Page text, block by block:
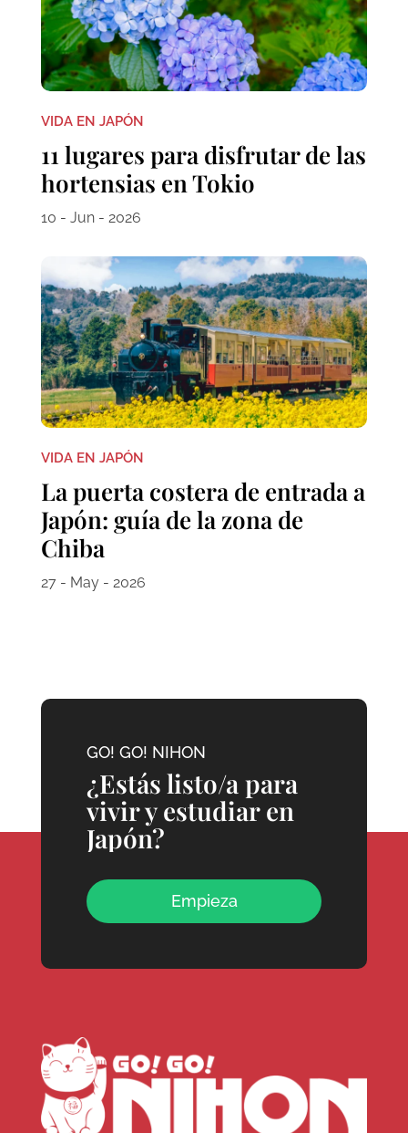
VIDA EN JAPÓN
11 lugares para disfrutar de las
hortensias en Tokio
10 - Jun - 2026
VIDA EN JAPÓN
La puerta costera de entrada a
Japón: guía de la zona de
Chiba
27 - May - 2026
GO! GO! NIHON
¿Estás listo/a para
vivir y estudiar en
Japón?
Empieza